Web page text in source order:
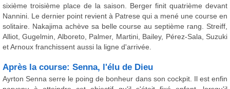
sixième troisième place de la saison. Berger finit quatrième devant
Nannini. Le dernier point revient à Patrese qui a mené une course en
solitaire. Nakajima achève sa belle course au septième rang. Streiff,
Alliot, Gugelmin, Alboreto, Palmer, Martini, Bailey, Pérez-Sala, Suzuki
et Arnoux franchissent aussi la ligne d'arrivée.
Après la course: Senna, l'élu de Dieu
Ayrton Senna serre le poing de bonheur dans son cockpit. Il est enfin